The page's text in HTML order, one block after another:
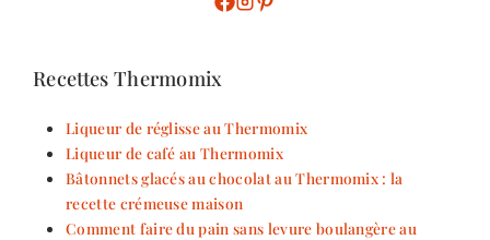
Recettes Thermomix
Liqueur de réglisse au Thermomix
Liqueur de café au Thermomix
Bâtonnets glacés au chocolat au Thermomix : la
recette crémeuse maison
Comment faire du pain sans levure boulangère au